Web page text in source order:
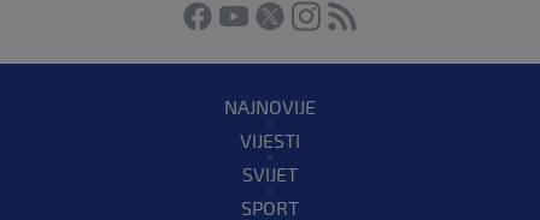
NAJNOVIJE
VIJESTI
SVIJET
SPORT